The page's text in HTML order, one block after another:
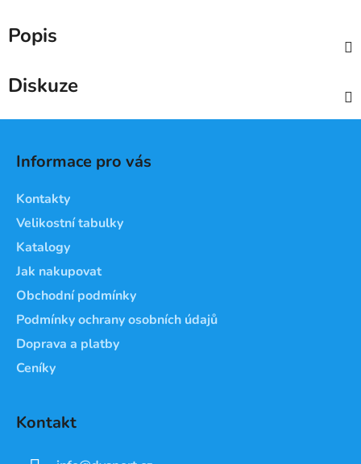
Popis
Diskuze
Informace pro vás
Kontakty
Velikostní tabulky
Katalogy
Jak nakupovat
Obchodní podmínky
Podmínky ochrany osobních údajů
Doprava a platby
Ceníky
Kontakt